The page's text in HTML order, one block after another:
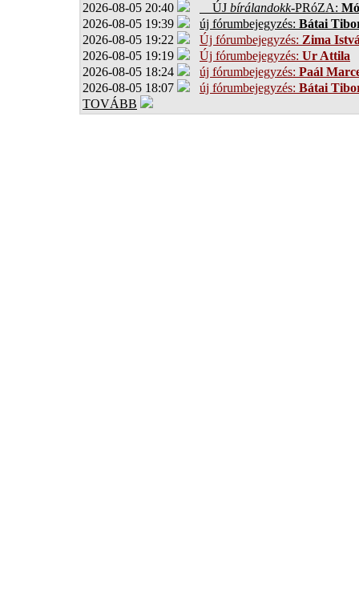
2026-08-05 20:40 ÚJ bírálandokk-PRóZA:
2026-08-05 19:39
új fórumbejegyzés: Bátai
2026-08-05 19:22
Új fórumbejegyzés: Zima
2026-08-05 19:19
Új fórumbejegyzés: Ur Attila
2026-08-05 18:24
új fórumbejegyzés: Paál
2026-08-05 18:07
új fórumbejegyzés: Bátai
TOVÁBB